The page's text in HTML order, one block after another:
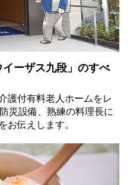
ーザス九段」のすべ
護付有料老人ホームをレ
災設備、熟練の料理長に
お伝えします。